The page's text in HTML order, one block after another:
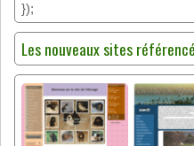
});
Les nouveaux sites